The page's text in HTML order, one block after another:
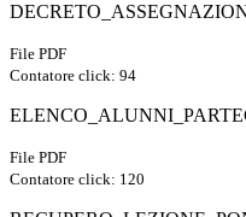
File PDF
Contatore click: 94
File PDF
Contatore click: 120